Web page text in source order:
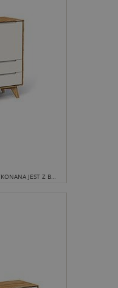
KOMODA Z KOLEKCJI BIANCO WYKONANA JEST Z BARDZO DUŻĄ PRECYZJĄ I DBAŁOŚCIĄ O WYKOŃCZENIE